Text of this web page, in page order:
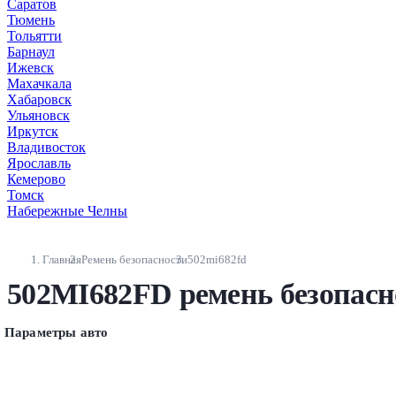
Саратов
Тюмень
Тольятти
Барнаул
Ижевск
Махачкала
Хабаровск
Ульяновск
Иркутск
Владивосток
Ярославль
Кемерово
Томск
Набережные Челны
ГлавнаяРемень безопасности502mi682fd
502MI682FD ремень
Параметры авто